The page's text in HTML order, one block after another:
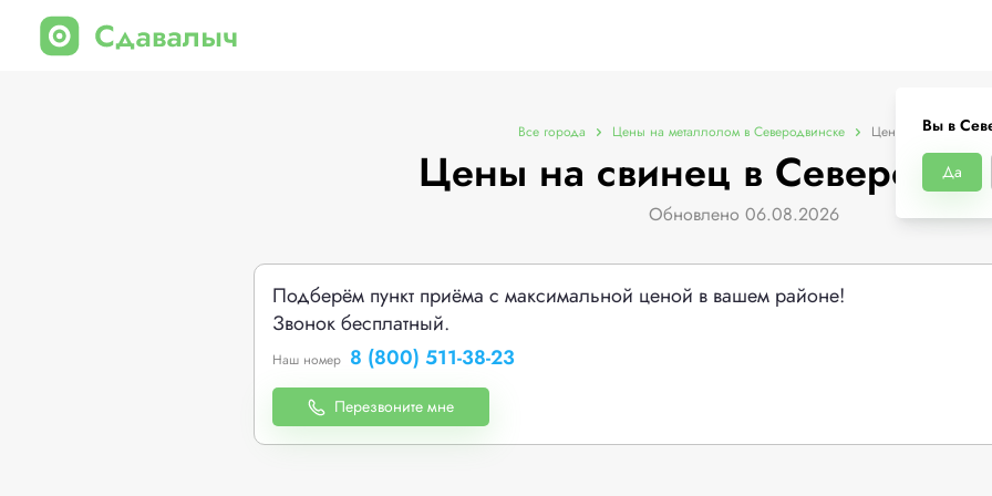
Вы в
Да
Все города Цены на металлолом в Северодвинске Цены на свинец
Цены на свинец в
Обновлено 06.08.2026
Подберём пункт приёма с максимальной ценой в вашем районе!
Звонок бесплатный.
Наш номер 8 (800) 511-38-23
Перезвоните мне